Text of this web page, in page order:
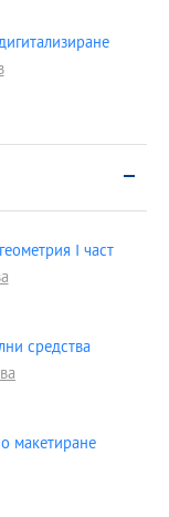
І част
средства
макетиране